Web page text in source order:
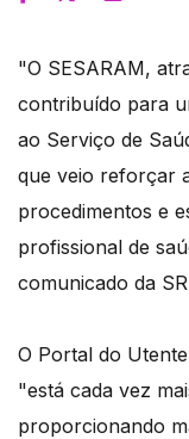
"O SESARAM,
contribuído para
ao Serviço de
que veio reforçar
procedimentos e
profissional de
comunicado da
O Portal do
"está cada vez
proporcionando